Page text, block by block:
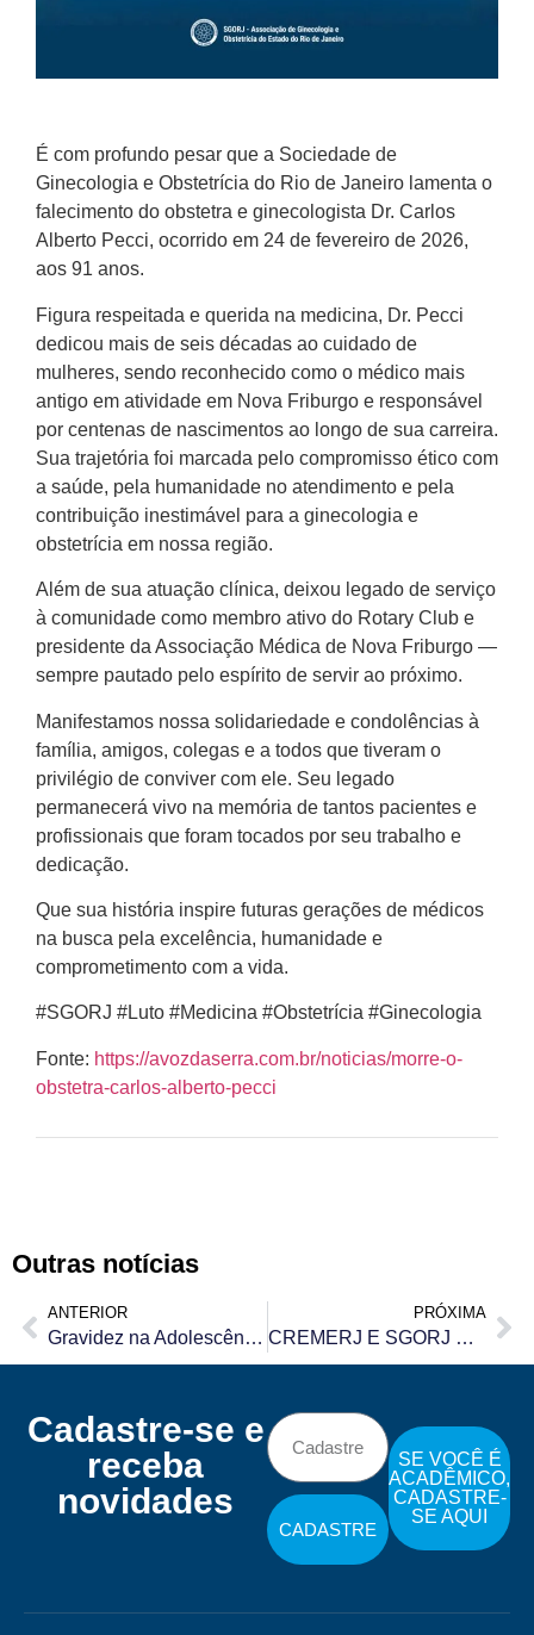
É com profundo pesar que a Sociedade de
Ginecologia e Obstetrícia do Rio de Janeiro lamenta o
falecimento do obstetra e ginecologista Dr. Carlos
Alberto Pecci, ocorrido em 24 de fevereiro de 2026,
aos 91 anos.
Figura respeitada e querida na medicina, Dr. Pecci
dedicou mais de seis décadas ao cuidado de
mulheres, sendo reconhecido como o médico mais
antigo em atividade em Nova Friburgo e responsável
por centenas de nascimentos ao longo de sua carreira.
Sua trajetória foi marcada pelo compromisso ético com
a saúde, pela humanidade no atendimento e pela
contribuição inestimável para a ginecologia e
obstetrícia em nossa região.
Além de sua atuação clínica, deixou legado de serviço
à comunidade como membro ativo do Rotary Club e
presidente da Associação Médica de Nova Friburgo —
sempre pautado pelo espírito de servir ao próximo.
Manifestamos nossa solidariedade e condolências à
família, amigos, colegas e a todos que tiveram o
privilégio de conviver com ele. Seu legado
permanecerá vivo na memória de tantos pacientes e
profissionais que foram tocados por seu trabalho e
dedicação.
Que sua história inspire futuras gerações de médicos
na busca pela excelência, humanidade e
comprometimento com a vida.
#SGORJ #Luto #Medicina #Obstetrícia #Ginecologia
Fonte: https://avozdaserra.com.br/noticias/morre-o-
obstetra-carlos-alberto-pecci
Outras notícias
ANTERIOR
Gravidez na Adolescência
PRÓXIMA
CREMERJ E SGORJ SE UNEM CONTRA A CRIMINALIZAÇÃO DA OBSTETRÍCIA
Cadastre-se e
receba
novidades
CADASTRE
SE VOCÊ É
ACADÊMICO,
CADASTRE-
SE AQUI